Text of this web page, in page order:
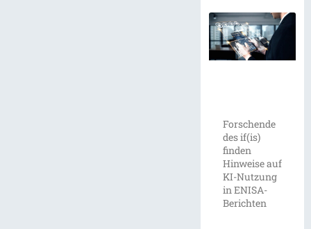
Forschende
des if(is)
finden
Hinweise auf
KI-Nutzung
in ENISA-
Berichten